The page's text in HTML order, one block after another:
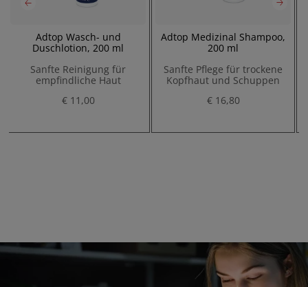
Adtop Wasch- und
Duschlotion, 200 ml
Sanfte Reinigung für
empfindliche Haut
€ 11,00
Adtop Medizinal Shampoo,
200 ml
Sanfte Pflege für trockene
Kopfhaut und Schuppen
€ 16,80